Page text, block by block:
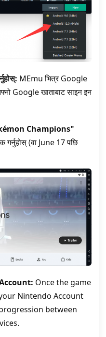
MEmu भित्र Google
Google खाताबाट साइन इन
Champions"
गर्नुहोस् (वा June 17 पछि
Once the game
Nintendo Account
between